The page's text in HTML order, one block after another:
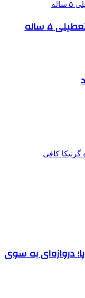
۵ ساله
گرنیکا کافی
دروازه‌ای به سوی